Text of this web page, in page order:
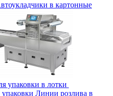
в картонные
упаковки в лотки
Линии розлива в